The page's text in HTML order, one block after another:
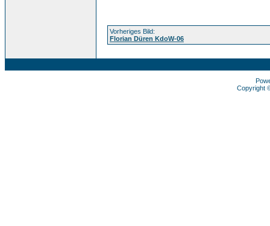
Vorheriges Bild:
Florian Düren KdoW-06
Copyright